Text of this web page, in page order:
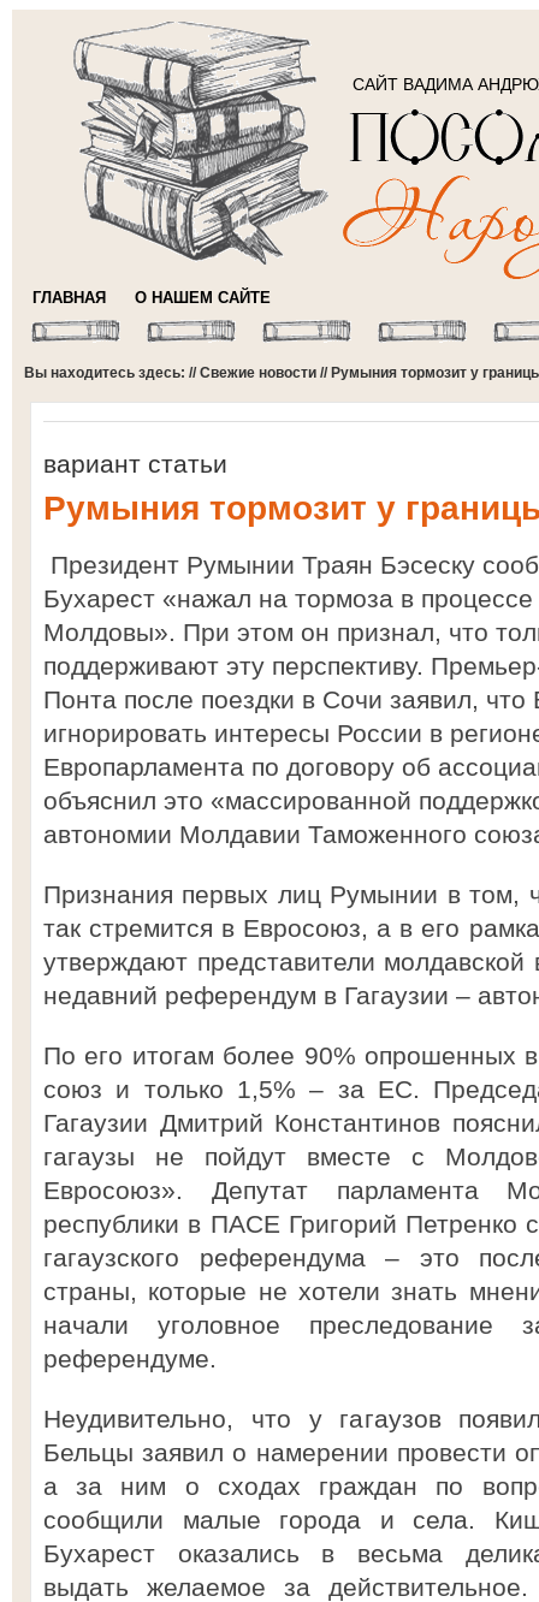
САЙТ ВАДИМА
ГЛАВНАЯ О НАШЕМ САЙТЕ
Вы находитесь здесь: //Свежие новости // Румыния тормозит у
вариант статьи
Румыния тормозит у
Президент Румынии Траян Бэсеску
Бухарест «нажал на тормоза в
Молдовы». При этом он признал, что
поддерживают эту перспективу.
Понта после поездки в Сочи заявил,
игнорировать интересы России в
Европарламента по договору об
объяснил это «массированной
автономии Молдавии Таможенного
Признания первых лиц Румынии в том,
так стремится в Евросоюз, а в его
утверждают представители молдавской
недавний референдум в Гагаузии –
По его итогам более 90% опрошенных
союз и только 1,5% – за ЕС.
Гагаузии Дмитрий Константинов
гагаузы не пойдут вместе с
Евросоюз». Депутат парламента
республики в ПАСЕ Григорий Петренко
гагаузского референдума – это
страны, которые не хотели знать
начали уголовное преследование
референдуме.
Неудивительно, что у гагаузов
Бельцы заявил о намерении провести
а за ним о сходах граждан по
сообщили малые города и села.
Бухарест оказались в весьма
выдать желаемое за